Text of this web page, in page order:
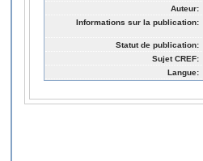
Auteur:
Informations sur la publication:
Statut de publication:
Sujet CREF:
Langue: